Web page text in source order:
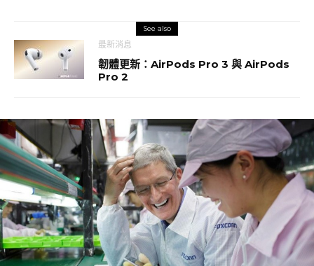
See also
最新消息
韌體更新：AirPods Pro 3 與 AirPods
Pro 2